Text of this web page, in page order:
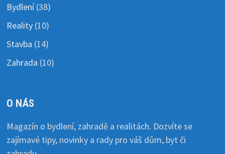
Bydlení(38)
Reality(10)
Stavba (14)
Zahrada (10)
O NÁS
Magazín o bydlení, zahradě a realitách. Dozvíte se
zajímavé tipy, novinky a rady pro váš dům, byt či